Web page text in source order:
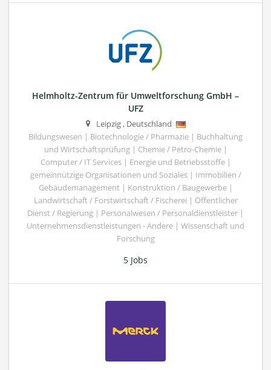
Helmholtz-Zentrum für Umweltforschung GmbH –
UFZ
Leipzig, Deutschland
Bildungswesen | Biotechnologie / Pharmazie | Buchhaltung
und Wirtschaftsprüfung | Chemie / Petro-Chemie |
Computer / IT Services | Energie und Betriebsstoffe |
gemeinnützige Organisationen und Soziales | Immobilien /
Gebäudemanagement | Konstruktion / Baugewerbe |
Landwirtschaft / Forstwirtschaft / Fischerei | Öffentlicher
Dienst / Regierung | Personalwesen / Personaldienstleister |
Unternehmensdienstleistungen - Andere | Wissenschaft und
Forschung
5 Jobs